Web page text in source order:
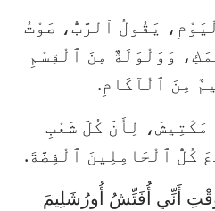
يَقُولُ ٱلرَّبُّ، صَوْتُ
وَوَلْوَلَةٌ مِنَ ٱلْقِسْمِ
مِنَ ٱلْآكَامِ.
مَكْتِيشَ، لِأَنَّ كُلَّ شَعْبِ
كُلُّ ٱلْحَامِلِينَ ٱلْفِضَّةَ.
أَنِّي أُفَتِّشُ أُورُشَلِيمَ